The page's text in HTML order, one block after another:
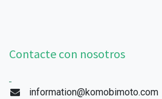
Contacte con nosotros
information@komobimoto.com